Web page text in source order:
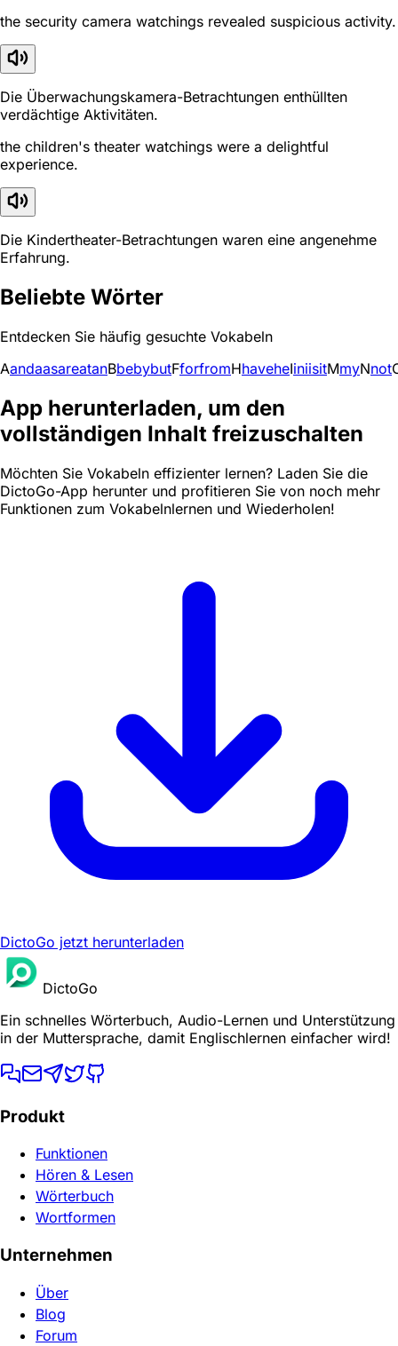
the security camera watchings revealed suspicious activity.
Die Überwachungskamera-Betrachtungen enthüllten
verdächtige Aktivitäten.
the children's theater watchings were a delightful
experience.
Die Kindertheater-Betrachtungen waren eine angenehme
Erfahrung.
Beliebte Wörter
Entdecken Sie häufig gesuchte Vokabeln
AandaasareatanBbebybutFforfromHhaveheIiniisitMmyNnot
App herunterladen, um den
vollständigen Inhalt freizuschalten
Möchten Sie Vokabeln effizienter lernen? Laden Sie die
DictoGo-App herunter und profitieren Sie von noch mehr
Funktionen zum Vokabelnlernen und Wiederholen!
DictoGo jetzt herunterladen
DictoGo
Ein schnelles Wörterbuch, Audio-Lernen und Unterstützung
in der Muttersprache, damit Englischlernen einfacher wird!
Produkt
Funktionen
Hören & Lesen
Wörterbuch
Wortformen
Unternehmen
Über
Blog
Forum